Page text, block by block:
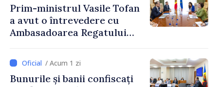
Prim-ministrul Vasile Tofan
a avut o întrevedere cu
Ambasadoarea Regatului
Irlandei de Nord, Fern
Horine / Acum 1 zi
Bunurile și banii confiscați